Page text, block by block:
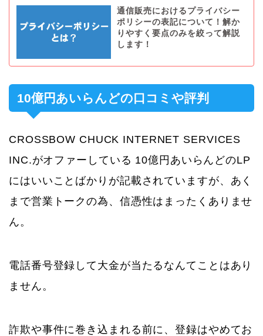
通信販売におけるプライバシー
ポリシーの表記について！解か
りやすく要点のみを絞って解説
します！
10億円あいらんどの口コミや評判
CROSSBOW CHUCK INTERNET SERVICES
INC.がオファーしている 10億円あいらんどのLP
にはいいことばかりが記載されていますが、あく
まで営業トークの為、信憑性はまったくありませ
ん。
電話番号登録して大金が当たるなんてことはあり
ません。
詐欺や事件に巻き込まれる前に、登録はやめてお